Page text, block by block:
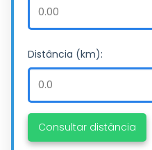
Distância (km):
Consultar distância